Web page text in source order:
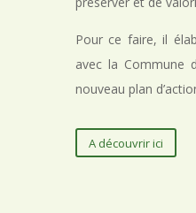
Pour ce faire, il
avec la Commune
nouveau plan
A découvrir ici